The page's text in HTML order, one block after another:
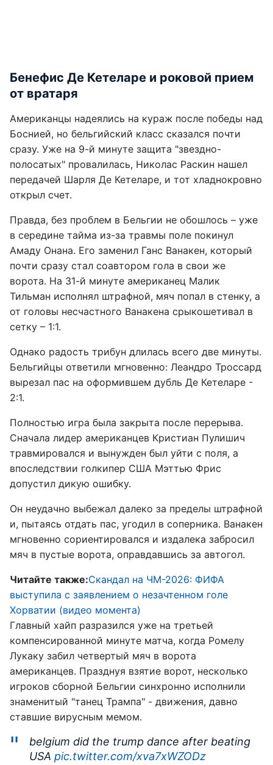
Бенефис Де Кетеларе и роковой прием
от вратаря
Американцы надеялись на кураж после победы над
Боснией, но бельгийский класс сказался почти
сразу. Уже на 9-й минуте защита "звездно-
полосатых" провалилась, Николас Раскин нашел
передачей Шарля Де Кетеларе, и тот хладнокровно
открыл счет.
Правда, без проблем в Бельгии не обошлось – уже
в середине тайма из-за травмы поле покинул
Амаду Онана. Его заменил Ганс Ванакен, который
почти сразу стал соавтором гола в свои же
ворота. На 31-й минуте американец Малик
Тильман исполнял штрафной, мяч попал в стенку, а
от головы несчастного Ванакена срыкошетивал в
сетку – 1:1.
Однако радость трибун длилась всего две минуты.
Бельгийцы ответили мгновенно: Леандро Троссард
вырезал пас на оформившем дубль Де Кетеларе -
2:1.
Полностью игра была закрыта после перерыва.
Сначала лидер американцев Кристиан Пулишич
травмировался и вынужден был уйти с поля, а
впоследствии голкипер США Мэттью Фрис
допустил дикую ошибку.
Он неудачно выбежал далеко за пределы штрафной
и, пытаясь отдать пас, угодил в соперника. Ванакен
мгновенно сориентировался и издалека забросил
мяч в пустые ворота, оправдавшись за автогол.
Читайте также:Скандал на ЧМ-2026: ФИФА
выступила с заявлением о незачтенном голе
Хорватии (видео момента)
Главный хайп разразился уже на третьей
компенсированной минуте матча, когда Ромелу
Лукаку забил четвертый мяч в ворота
американцев. Празднуя взятие ворот, несколько
игроков сборной Бельгии синхронно исполнили
знаменитый "танец Трампа" - движения, давно
ставшие вирусным мемом.
belgium did the trump dance after beating
USA pic.twitter.com/xva7xWZODz